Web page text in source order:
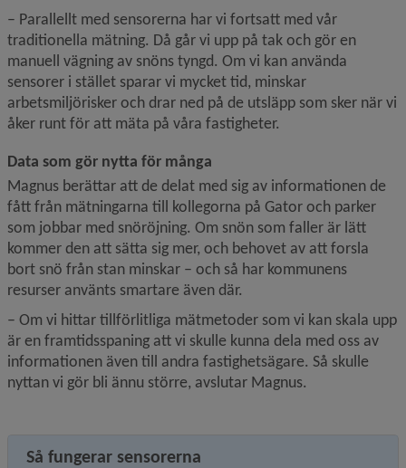
– Parallellt med sensorerna har vi fortsatt med vår
traditionella mätning. Då går vi upp på tak och gör en
manuell vägning av snöns tyngd. Om vi kan använda
sensorer i stället sparar vi mycket tid, minskar
arbetsmiljörisker och drar ned på de utsläpp som sker när vi
åker runt för att mäta på våra fastigheter.
Data som gör nytta för många
Magnus berättar att de delat med sig av informationen de
fått från mätningarna till kollegorna på Gator och parker
som jobbar med snöröjning. Om snön som faller är lätt
kommer den att sätta sig mer, och behovet av att forsla
bort snö från stan minskar – och så har kommunens
resurser använts smartare även där.
– Om vi hittar tillförlitliga mätmetoder som vi kan skala upp
är en framtidsspaning att vi skulle kunna dela med oss av
informationen även till andra fastighetsägare. Så skulle
nyttan vi gör bli ännu större, avslutar Magnus.
Så fungerar sensorerna